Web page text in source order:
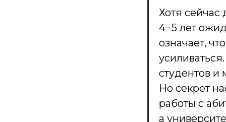
Хотя сейчас
4−5 лет
означает,
студентов и
Но секрет
работы с
а